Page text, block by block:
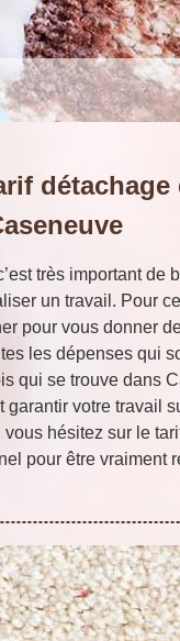
détachage
très important de
un travail. Pour
pour vous donner
les dépenses qui
qui se trouve dans
garantir votre travail
hésitez sur le
pour être vraiment